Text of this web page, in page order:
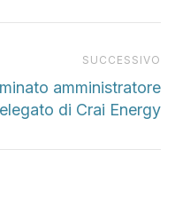
SUCCESSIVO
amministratore
di Crai Energy